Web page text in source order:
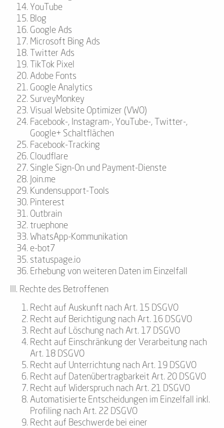
YouTube
Blog
Google Ads
Microsoft Bing Ads
Twitter Ads
TikTok Pixel
Adobe Fonts
Google Analytics
SurveyMonkey
Visual Website Optimizer (VWO)
Facebook-, Instagram-, YouTube-, Twitter-,
Google+ Schaltflächen
Facebook-Tracking
Cloudflare
Single Sign-On und Payment-Dienste
Join.me
Kundensupport-Tools
Pinterest
Outbrain
truephone
WhatsApp-Kommunikation
e-bot7
statuspage.io
Erhebung von weiteren Daten im Einzelfall
III. Rechte des Betroffenen
Recht auf Auskunft nach Art. 15 DSGVO
Recht auf Berichtigung nach Art. 16 DSGVO
Recht auf Löschung nach Art. 17 DSGVO
Recht auf Einschränkung der Verarbeitung nach
Art. 18 DSGVO
Recht auf Unterrichtung nach Art. 19 DSGVO
Recht auf Datenübertragbarkeit Art. 20 DSGVO
Recht auf Widerspruch nach Art. 21 DSGVO
Automatisierte Entscheidungen im Einzelfall inkl.
Profiling nach Art. 22 DSGVO
Recht auf Beschwerde bei einer